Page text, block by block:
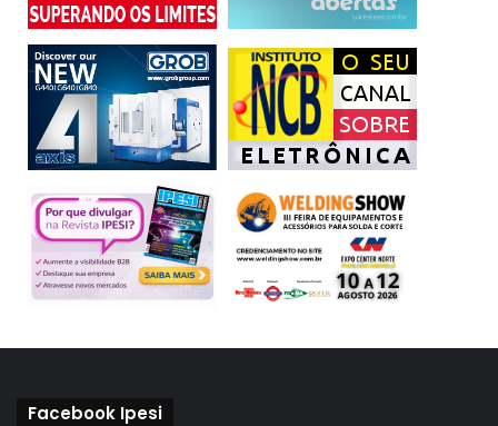
Facebook Ipesi